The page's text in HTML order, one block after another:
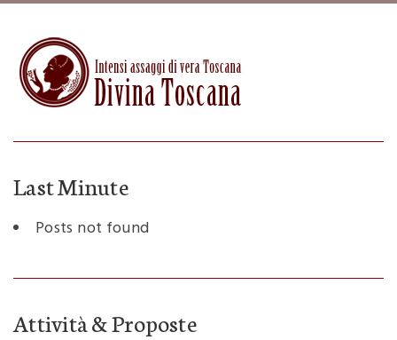
Last Minute
Posts not found
Attività & Proposte